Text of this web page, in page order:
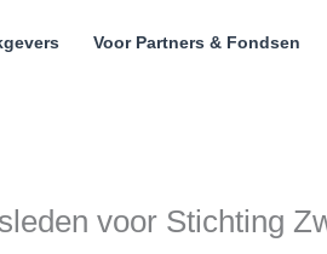
Voor Partners & Fondsen
voor Stichting